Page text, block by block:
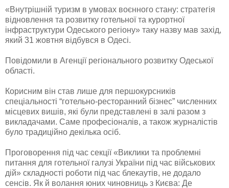
«Внутрішній туризм в умовах воєнного стану: стратегія
відновлення та розвитку готельної та курортної
інфраструктури Одеського регіону» таку назву мав захід,
який 31 жовтня відбувся в Одесі.
Повідомили в Агенції регіонального розвитку Одеської
області.
Корисним він став лише для першокурсників
спеціальності “готельно-ресторанний бізнес” численних
місцевих вишів, які були представлені в залі разом з
викладачами. Саме професіоналів, а також журналістів
було традиційно декілька осіб.
Проговорення під час секції «Виклики та проблемні
питання для готельної галузі України під час військових
дій» складності роботи під час блекаутів, не додало
сенсів. Як й волання юних чиновниць з Києва: Де